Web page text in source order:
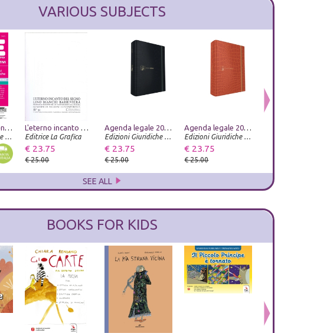
Pittori del Lazio meridionale nel Seicento. Orazio Zecca e gli altri
De Luca Editori d'arte
Diego Rivera e la costruzione dell'arte moderna in Messico nel XX secolo
Gangemi Editore
Helter Skelter. Arthur Jafa and Richard Prince
Progetto Prada Arte
VARIOUS SUBJECTS
MASE 50 Funzionari Amministrativi - 36 Funzionari amministrativi con competenze giuridiche - Manuale per la Preparazione - Prova Scritta + Orale - Manuale + Quiz
Edizioni Giuridiche Simone
L'eterno incanto del segno. Lino Bianchi Barriviera, omaggio al maestro nel 120° anniversario dallla nascita. Quaderni di Incisione Contemporanea n 31
Editrice La Grafica
€ 23.75
€ 25.00
Agenda legale 2027. Classica Lizard blu. Con app Agenda Legale Pro
Edizioni Giuridiche Simone
€ 23.75
€ 25.00
Agenda legale 2027. Law & Trend Croco arancio. Con app Agenda Legale Pro
Edizioni Giuridiche Simone
€ 23.75
€ 25.00
SEE ALL
BOOKS FOR KIDS